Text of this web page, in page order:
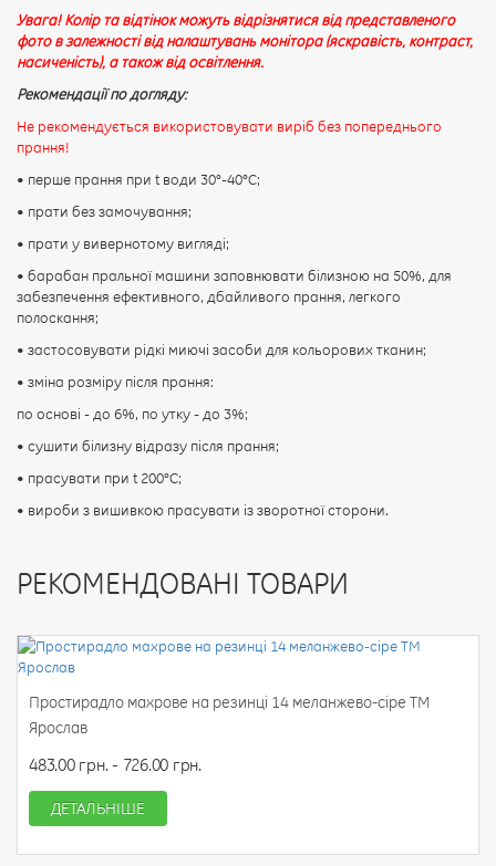
Увага! Колір та відтінок можуть відрізнятися від представленого
фото в залежності від налаштувань монітора (яскравість, контраст,
насиченість), а також від освітлення.
Рекомендації по догляду:
Не рекомендується використовувати виріб без попереднього
прання!
• перше прання при t води 30°-40°C;
• прати без замочування;
• прати у вивернотому вигляді;
• барабан пральної машини заповнювати білизною на 50%, для
забезпечення ефективного, дбайливого прання, легкого
полоскання;
• застосовувати рідкі миючі засоби для кольорових тканин;
• зміна розміру після прання:
по основі - до 6%, по утку - до 3%;
• сушити білизну відразу після прання;
• прасувати при t 200°С;
• вироби з вишивкою прасувати із зворотної сторони.
РЕКОМЕНДОВАНІ ТОВАРИ
Простирадло махрове на резинці 14 меланжево-сіре ТМ
Ярослав
483.00 грн. - 726.00 грн.
ДЕТАЛЬНІШЕ